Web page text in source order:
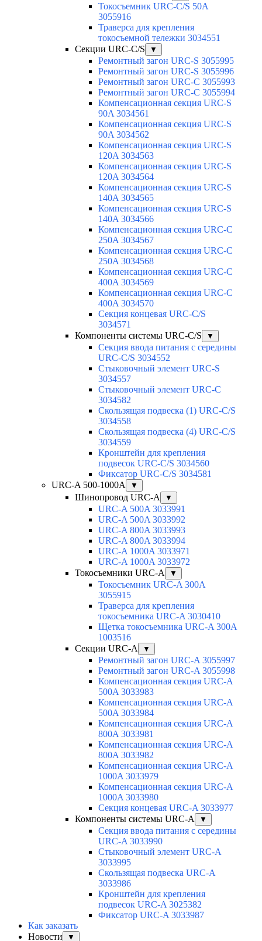
Токосъемник URC-C/S 50A
3055916
Траверса для крепления
токосъемной тележки 3034551
Секции URC-C/S
▼
Ремонтный загон URC-S 3055995
Ремонтный загон URC-S 3055996
Ремонтный загон URC-C 3055993
Ремонтный загон URC-C 3055994
Компенсационная секция URC-S
90A 3034561
Компенсационная секция URC-S
90A 3034562
Компенсационная секция URC-S
120A 3034563
Компенсационная секция URC-S
120A 3034564
Компенсационная секция URC-S
140A 3034565
Компенсационная секция URC-S
140A 3034566
Компенсационная секция URC-C
250A 3034567
Компенсационная секция URC-C
250A 3034568
Компенсационная секция URC-C
400A 3034569
Компенсационная секция URC-C
400A 3034570
Секция концевая URC-C/S
3034571
Компоненты системы URC-C/S
▼
Секция ввода питания с середины
URC-C/S 3034552
Стыковочный элемент URC-S
3034557
Стыковочный элемент URC-C
3034582
Скользящая подвеска (1) URC-C/S
3034558
Скользящая подвеска (4) URC-C/S
3034559
Кронштейн для крепления
подвесок URC-C/S 3034560
Фиксатор URC-C/S 3034581
URC-A 500-1000А
▼
Шинопровод URC-A ▼
URC-A 500A 3033991
URC-A 500A 3033992
URC-A 800A 3033993
URC-A 800A 3033994
URC-A 1000A 3033971
URC-A 1000A 3033972
Токосъемники URC-A
▼
Токосъемник URC-A 300A
3055915
Траверса для крепления
токосъемника URC-A 3030410
Щетка токосъемника URC-A 300A
1003516
Секции URC-A
▼
Ремонтный загон URC-A 3055997
Ремонтный загон URC-A 3055998
Компенсационная секция URC-A
500A 3033983
Компенсационная секция URC-A
500A 3033984
Компенсационная секция URC-A
800A 3033981
Компенсационная секция URC-A
800A 3033982
Компенсационная секция URC-A
1000A 3033979
Компенсационная секция URC-A
1000A 3033980
Секция концевая URC-A 3033977
Компоненты системы URC-A
▼
Секция ввода питания с середины
URC-A 3033990
Стыковочный элемент URC-A
3033995
Скользящая подвеска URC-A
3033986
Кронштейн для крепления
подвесок URC-A 3025382
Фиксатор URC-A 3033987
Как заказать
Новости
▼